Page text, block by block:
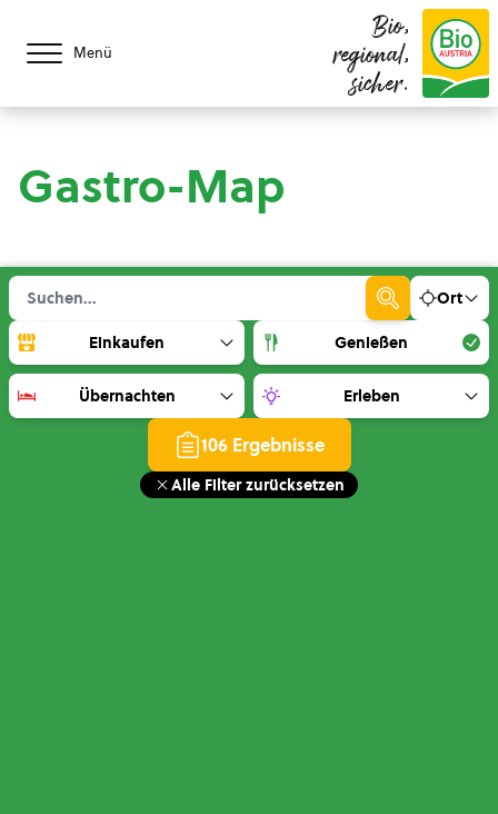
Menü
Bio,
regional,
sicher.
Gastro-Map
Ort
Einkaufen
Genießen
Übernachten Erleben
106 Ergebnisse
Alle Filter zurücksetzen